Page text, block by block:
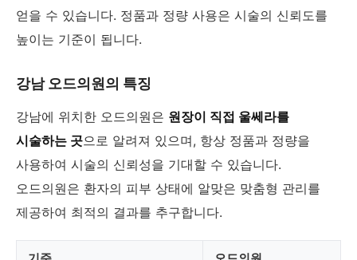
얻을 수 있습니다. 정품과 정량 사용은 시술의 신뢰도를
높이는 기준이 됩니다.
강남 오드의원의 특징
강남에 위치한 오드의원은 원장이 직접 울쎄라를
시술하는 곳으로 알려져 있으며, 항상 정품과 정량을
사용하여 시술의 신뢰성을 기대할 수 있습니다.
오드의원은 환자의 피부 상태에 알맞은 맞춤형 관리를
제공하여 최적의 결과를 추구합니다.